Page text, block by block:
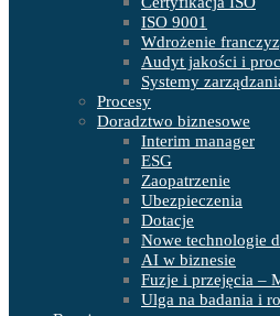
ISO 9001
Wdrożenie
Audyt jakości i
Systemy
Procesy
Doradztwo biznesowe
Interim manager
ESG
Zaopatrzenie
Ubezpieczenia
Dotacje
Nowe technologie
AI w biznesie
Fuzje i przejęcia –
Ulga na badania i